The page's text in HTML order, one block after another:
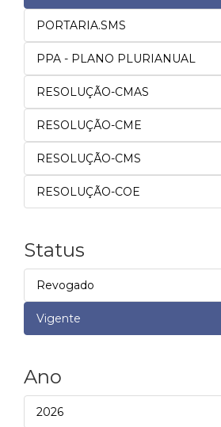
PORTARIA.SMS
PPA - PLANO PLURIANUAL
RESOLUÇÃO-CMAS
RESOLUÇÃO-CME
RESOLUÇÃO-CMS
RESOLUÇÃO-COE
Status
Revogado
Vigente
Ano
2026